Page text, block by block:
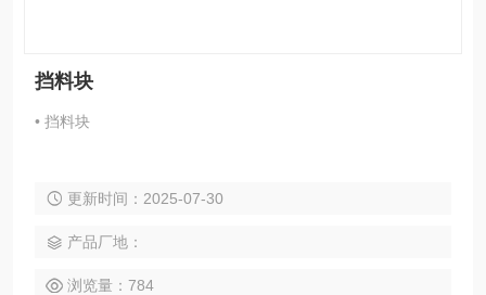
挡料块
• 挡料块
更新时间：2025-07-30
产品厂地：
浏览量：784